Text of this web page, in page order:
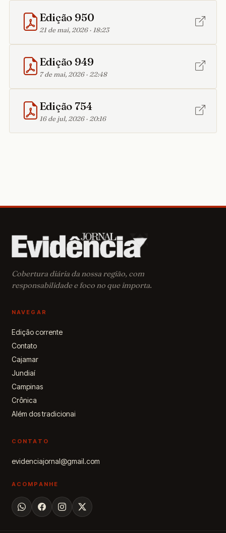
Edição 950
21 de mai, 2026 · 18:23
Edição 949
7 de mai, 2026 · 22:48
Edição 754
16 de jul, 2026 · 20:16
Cobertura diária da nossa região, com
responsabilidade e foco no que importa.
NAVEGAR
Edição corrente
Contato
Cajamar
Jundiaí
Campinas
Crônica
Além dos tradicionai
CONTATO
evidenciajornal@gmail.com
ACOMPANHE